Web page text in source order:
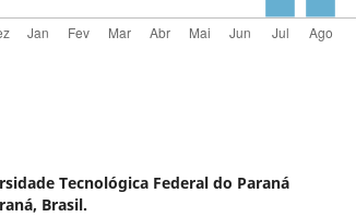
Tecnológica Federal do Paraná
Brasil.